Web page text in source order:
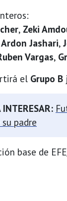
, Zeki
Ardon Jashari,
Vargas,
el Grupo B
padre
base de